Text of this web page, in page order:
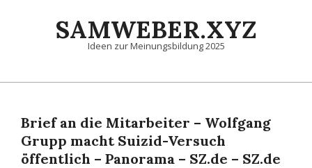
SAMWEBER.XYZ
Ideen zur Meinungsbildung 2025
Primary
MenuBrief an die Mitarbeiter – Wolfgang
Grupp macht Suizid-Versuch
öffentlich – Panorama – SZ.de – SZ.de